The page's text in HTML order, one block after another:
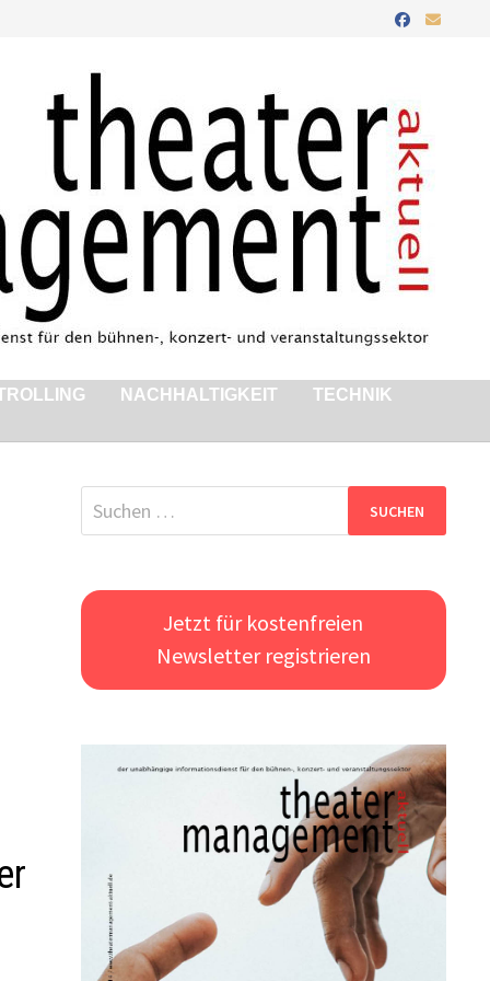
NACHHALTIGKEIT TECHNIK
Suchen
nach:
Jetzt für kostenfreien
Newsletter registrieren